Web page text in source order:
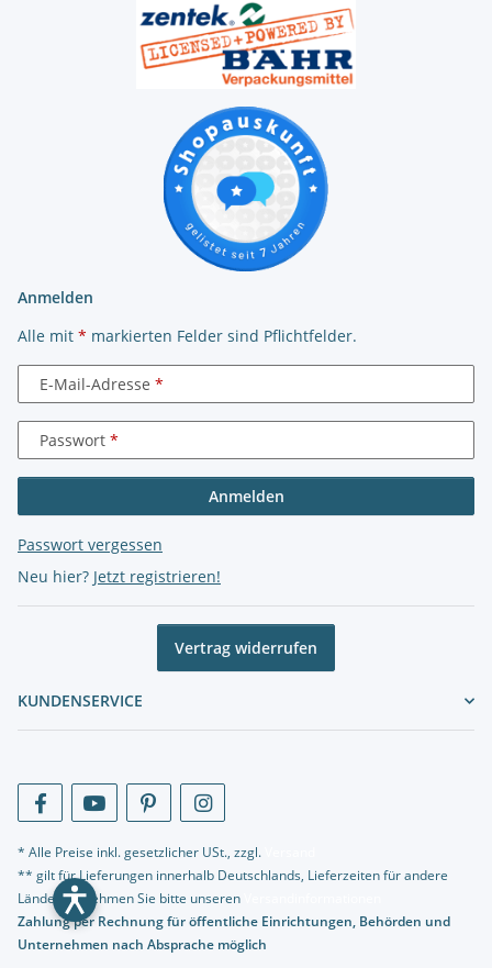
Anmelden
Alle mit * markierten Felder sind Pflichtfelder.
E-Mail-Adresse
Passwort
Anmelden
Passwort vergessen
Neu hier? Jetzt registrieren!
Vertrag widerrufen
KUNDENSERVICE
* Alle Preise inkl. gesetzlicher USt., zzgl.
** gilt für Lieferungen innerhalb Deutschlands, Lieferzeiten für andere
Länder entnehmen Sie bitte unseren
Zahlung per Rechnung für öffentliche Einrichtungen, Behörden und
Unternehmen nach Absprache möglich